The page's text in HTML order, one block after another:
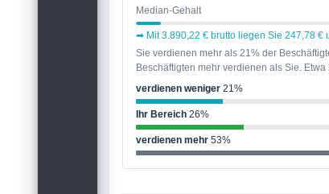
Median-Gehalt
➡ Mit 3.890,22 € brutto liegen Sie 247,78 €
Sie verdienen mehr als 21% der
Beschäftigten mehr verdienen als Sie.
verdienen weniger 21%
Ihr Bereich 26%
verdienen mehr 53%